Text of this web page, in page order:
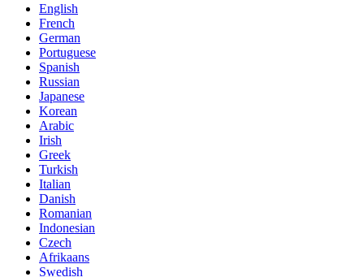
English
French
German
Portuguese
Spanish
Russian
Japanese
Korean
Arabic
Irish
Greek
Turkish
Italian
Danish
Romanian
Indonesian
Czech
Afrikaans
Swedish